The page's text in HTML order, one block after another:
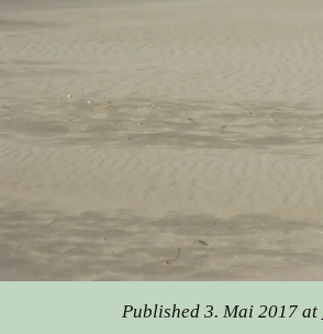
Published 3. Mai 2017at